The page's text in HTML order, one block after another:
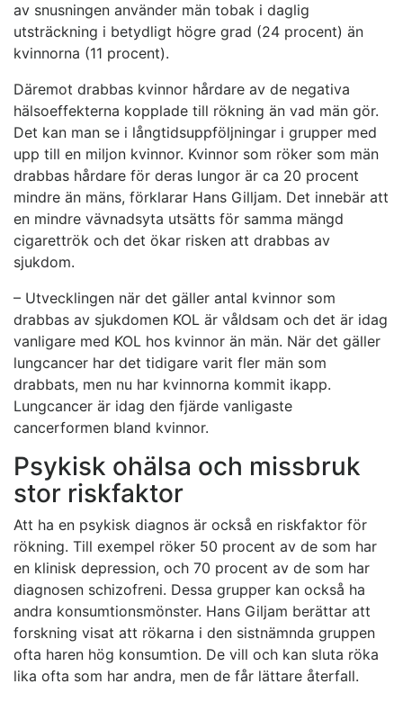
av snusningen använder män tobak i daglig
utsträckning i betydligt högre grad (24 procent) än
kvinnorna (11 procent).
Däremot drabbas kvinnor hårdare av de negativa
hälsoeffekterna kopplade till rökning än vad män gör.
Det kan man se i långtidsuppföljningar i grupper med
upp till en miljon kvinnor. Kvinnor som röker som män
drabbas hårdare för deras lungor är ca 20 procent
mindre än mäns, förklarar Hans Gilljam. Det innebär att
en mindre vävnadsyta utsätts för samma mängd
cigarettrök och det ökar risken att drabbas av
sjukdom.
– Utvecklingen när det gäller antal kvinnor som
drabbas av sjukdomen KOL är våldsam och det är idag
vanligare med KOL hos kvinnor än män. När det gäller
lungcancer har det tidigare varit fler män som
drabbats, men nu har kvinnorna kommit ikapp.
Lungcancer är idag den fjärde vanligaste
cancerformen bland kvinnor.
Psykisk ohälsa och missbruk
stor riskfaktor
Att ha en psykisk diagnos är också en riskfaktor för
rökning. Till exempel röker 50 procent av de som har
en klinisk depression, och 70 procent av de som har
diagnosen schizofreni. Dessa grupper kan också ha
andra konsumtionsmönster. Hans Giljam berättar att
forskning visat att rökarna i den sistnämnda gruppen
ofta haren hög konsumtion. De vill och kan sluta röka
lika ofta som har andra, men de får lättare återfall.